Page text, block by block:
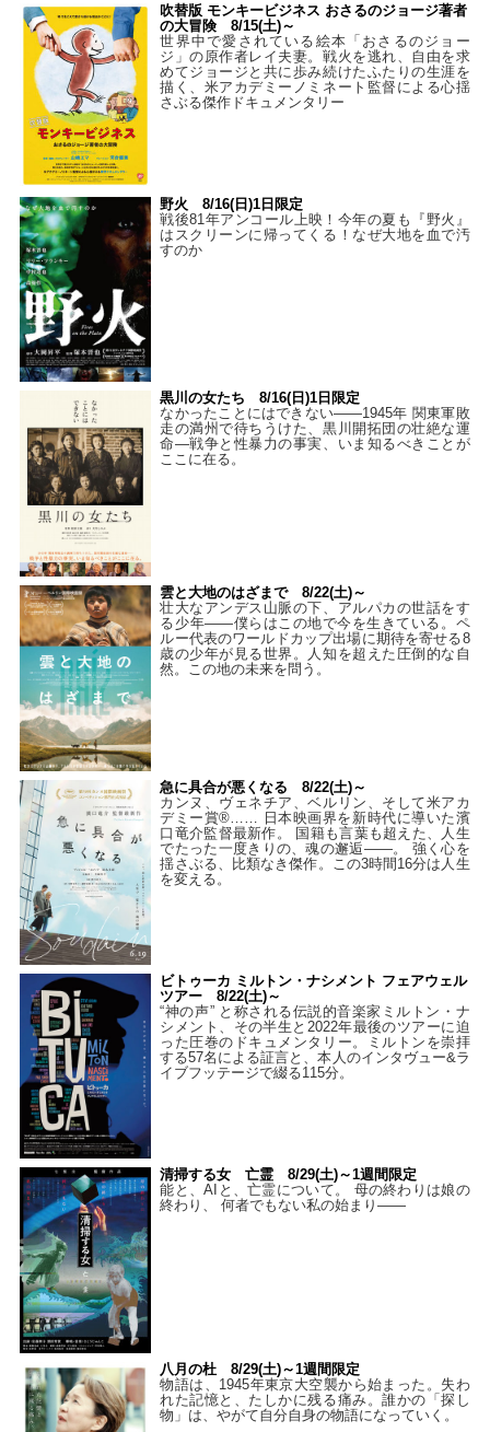
吹替版 モンキービジネス おさるのジョージ著者
の大冒険 8/15(土)～
世界中で愛されている絵本「おさるのジョー
ジ」の原作者レイ夫妻。戦火を逃れ、自由を求
めてジョージと共に歩み続けたふたりの生涯を
描く、米アカデミーノミネート監督による心揺
さぶる傑作ドキュメンタリー
野火 8/16(日)1日限定
戦後81年アンコール上映！今年の夏も『野火』
はスクリーンに帰ってくる！なぜ大地を血で汚
すのか
黒川の女たち 8/16(日)1日限定
なかったことにはできない——1945年 関東軍敗
走の満州で待ちうけた、黒川開拓団の壮絶な運
命―戦争と性暴力の事実、いま知るべきことが
ここに在る。
雲と大地のはざまで 8/22(土)～
壮大なアンデス山脈の下、アルパカの世話をす
る少年――僕らはこの地で今を生きている。ペ
ルー代表のワールドカップ出場に期待を寄せる8
歳の少年が見る世界。人知を超えた圧倒的な自
然。この地の未来を問う。
急に具合が悪くなる 8/22(土)～
カンヌ、ヴェネチア、ベルリン、そして米アカ
デミー賞®…… 日本映画界を新時代に導いた濱
口竜介監督最新作。 国籍も言葉も超えた、人生
でたった一度きりの、魂の邂逅――。 強く心を
揺さぶる、比類なき傑作。この3時間16分は人生
を変える。
ビトゥーカ ミルトン・ナシメント フェアウェル
ツアー 8/22(土)～
“神の声” と称される伝説的音楽家ミルトン・ナ
シメント、その半生と2022年最後のツアーに迫
った圧巻のドキュメンタリー。ミルトンを崇拝
する57名による証言と、本人のインタヴュー&ラ
イブフッテージで綴る115分。
清掃する女 亡霊 8/29(土)～1週間限定
能と、AIと、亡霊について。 母の終わりは娘の
終わり、 何者でもない私の始まり――
八月の杜 8/29(土)～1週間限定
物語は、1945年東京大空襲から始まった。失わ
れた記憶と、たしかに残る痛み。誰かの「探し
物」は、やがて自分自身の物語になっていく。